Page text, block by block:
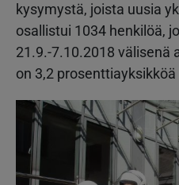
kysymystä, joista uusia
osallistui 1034 henkilöä,
21.9.-7.10.2018 välisenä
on 3,2
Kuva